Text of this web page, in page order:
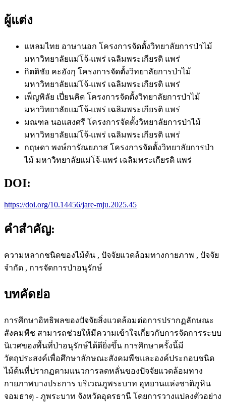
ผู้แต่ง
แหลมไทย อาษานอก โครงการจัดตั้งวิทยาลัยการป่าไม้
มหาวิทยาลัยแม่โจ้-แพร่ เฉลิมพระเกียรติ แพร่
กิตติชัย คะอังกุ โครงการจัดตั้งวิทยาลัยการป่าไม้
มหาวิทยาลัยแม่โจ้-แพร่ เฉลิมพระเกียรติ แพร่
เพ็ญพิลัย เปี่ยนคิด โครงการจัดตั้งวิทยาลัยการป่าไม้
มหาวิทยาลัยแม่โจ้-แพร่ เฉลิมพระเกียรติ แพร่
มณฑล นอแสงศรี โครงการจัดตั้งวิทยาลัยการป่าไม้
มหาวิทยาลัยแม่โจ้-แพร่ เฉลิมพระเกียรติ แพร่
กฤษดา พงษ์การัณยภาส โครงการจัดตั้งวิทยาลัยการป่า
ไม้ มหาวิทยาลัยแม่โจ้-แพร่ เฉลิมพระเกียรติ แพร่
DOI:
https://doi.org/10.14456/jare-mju.2025.45
คำสำคัญ:
ความหลากชนิดของไม้ต้น , ปัจจัยแวดล้อมทางกายภาพ , ปัจจัย
จำกัด , การจัดการป่าอนุรักษ์
บทคัดย่อ
การศึกษาอิทธิพลของปัจจัยสิ่งแวดล้อมต่อการปรากฏลักษณะ
สังคมพืช สามารถช่วยให้มีความเข้าใจเกี่ยวกับการจัดการระบบ
นิเวศของพื้นที่ป่าอนุรักษ์ได้ดียิ่งขึ้น การศึกษาครั้งนี้มี
วัตถุประสงค์เพื่อศึกษาลักษณะสังคมพืชและองค์ประกอบชนิด
ไม้ต้นที่ปรากฏตามแนวการลดหลั่นของปัจจัยแวดล้อมทาง
กายภาพบางประการ บริเวณภูพระบาท อุทยานแห่งชาติภูหิน
จอมธาตุ - ภูพระบาท จังหวัดอุดรธานี โดยการวางแปลงตัวอย่าง